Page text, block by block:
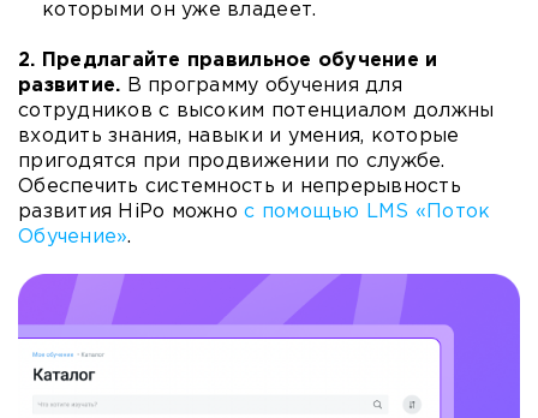
которыми он уже владеет.
2. Предлагайте правильное обучение и
развитие. В программу обучения для
сотрудников с высоким потенциалом должны
входить знания, навыки и умения, которые
пригодятся при продвижении по службе.
Обеспечить системность и непрерывность
развития HiPo можнос помощью LMS «Поток
Обучение».